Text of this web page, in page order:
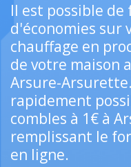
Il est possible de
d'économies sur
chauffage en
de votre maison
Arsure-
rapidement
combles à 1€ à
remplissant le
en ligne.